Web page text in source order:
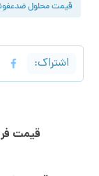
قیمت محلول ضدعفونی
قیمت